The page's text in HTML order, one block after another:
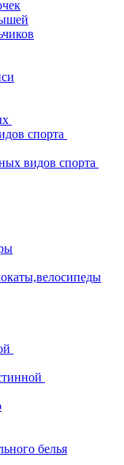
спорта
видов спорта
белья